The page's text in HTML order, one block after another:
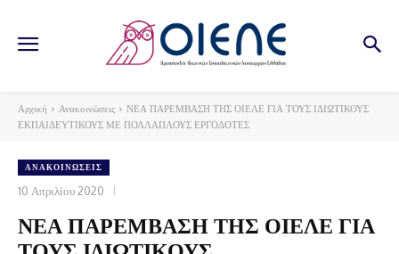
Αρχική Ανακοινώσεις
ΝΕΑ ΠΑΡΕΜΒΑΣΗ ΤΗΣ ΟΙΕΛΕ ΓΙΑ ΤΟΥΣ ΙΔΙΩΤΙΚΟΥΣ
ΕΚΠΑΙΔΕΥΤΙΚΟΥΣ ΜΕ ΠΟΛΛΑΠΛΟΥΣ ΕΡΓΟΔΟΤΕΣ
ΑΝΑΚΟΙΝΏΣΕΙΣ
10 Απριλίου 2020
ΝΕΑ ΠΑΡΕΜΒΑΣΗ ΤΗΣ ΟΙΕΛΕ ΓΙΑ